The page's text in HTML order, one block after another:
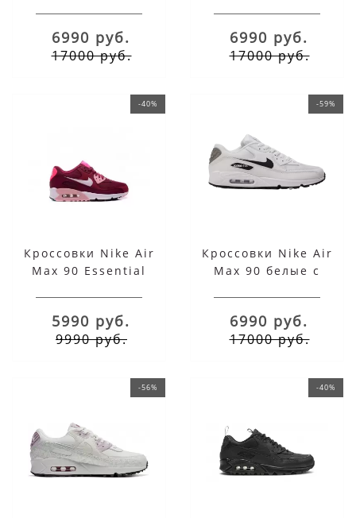
6990 руб.
17000 руб.
6990 руб.
17000 руб.
-40%
Кроссовки Nike Air
Max 90 Essential
5990 руб.
9990 руб.
-59%
Кроссовки Nike Air
Max 90 белые с
6990 руб.
17000 руб.
-56% -40%